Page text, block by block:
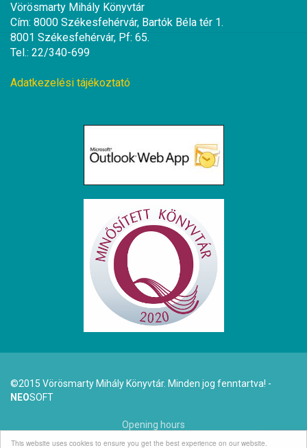
This website uses cookies to ensure you get the best experience on our website.
Vörösmarty Mihály Könyvtár
Cím: 8000 Székesfehérvár, Bartók Béla tér 1.
8001 Székesfehérvár, Pf: 65.
Tel.: 22/340-699
Adatkezelési tájékoztató
©2015 Vörösmarty Mihály Könyvtár. Minden jog fenntartva! -
NEOSOFT
Opening hours